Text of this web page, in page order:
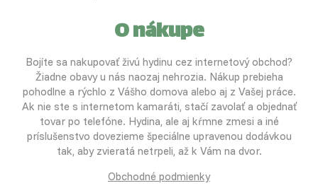
O nákupe
Bojíte sa nakupovať živú hydinu cez internetový obchod?
Žiadne obavy u nás naozaj nehrozia. Nákup prebieha
pohodlne a rýchlo z Vášho domova alebo aj z Vašej práce.
Ak nie ste s internetom kamaráti, stačí zavolať a objednať
tovar po telefóne. Hydina, ale aj kŕmne zmesi a iné
príslušenstvo dovezieme špeciálne upravenou dodávkou
tak, aby zvieratá netrpeli, až k Vám na dvor.
Obchodné podmienky